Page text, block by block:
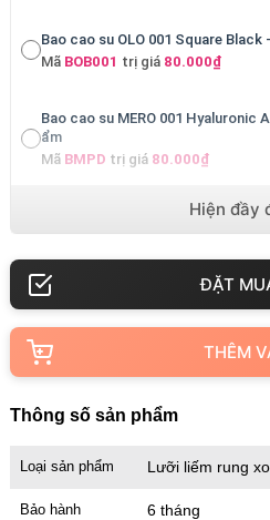
Bao cao su OLO 001 Square
Mã BOB001 trị giá 80.000₫
Bao cao su MERO 001 Hyaluronic
ẩm
Mã BMPD trị giá 80.000₫
Bao cao su MERO 001 Ultra-Thin
THÊM
Thông số sản phẩm
Loại sản phẩm Lưỡi liếm rung
Bảo hành 6 tháng